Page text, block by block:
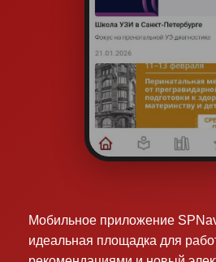
Мобильное приложение
идеальная площадка для